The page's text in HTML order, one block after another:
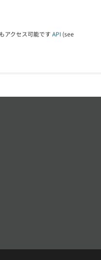
アクセス可能です API (see